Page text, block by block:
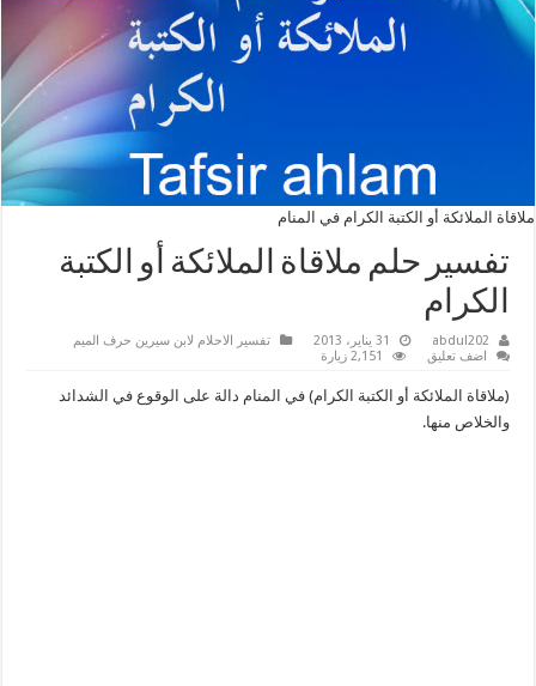
ملاقاة الملائكة أو الكتبة الكرام في المنام
تفسير حلم ملاقاة الملائكة أو الكتبة
الكرام
abdul202 31 يناير، 2013
تفسير الاحلام لابن سيرين حرف الميم
اضف تعليق
2,151 زيارة
(ملاقاة الملائكة أو الكتبة الكرام) في المنام دالة على الوقوع في الشدائد
والخلاص منها.